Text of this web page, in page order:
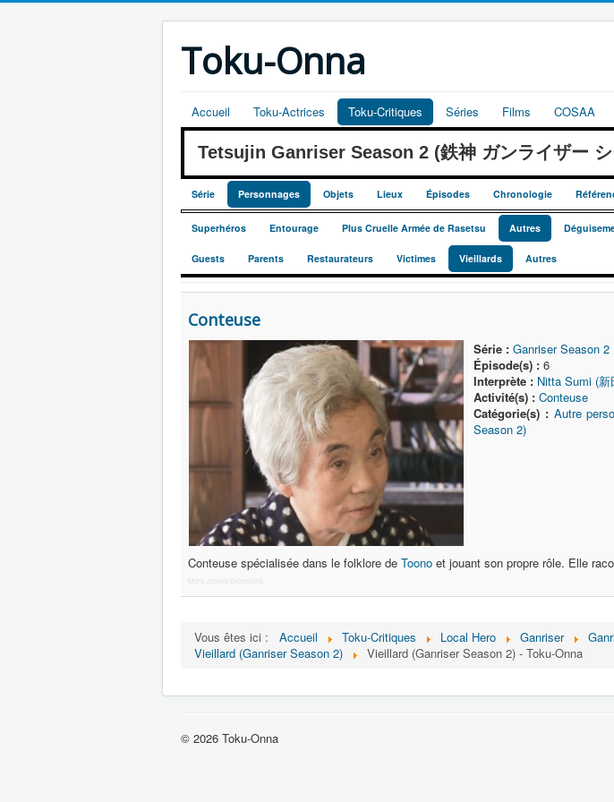
Toku-Onna
Accueil Toku-Actrices Toku-Critiques Séries Films COSAA
Tetsujin Ganriser Season 2 (鉄神 ガンライザー
Série Personnages Objets Lieux Épisodes Chronologie
Superhéros Entourage Plus Cruelle Armée de Rasetsu Autres
Guests Parents Restaurateurs Victimes Vieillards Autres
Conteuse
Série : Ganriser Season 2
Épisode(s) : 6
Interprète : Nitta Sumi (新
Activité(s) : Conteuse
Catégorie(s) : Autre
Season 2)
Conteuse spécialisée dans le folklore de Toono et jouant son propre rôle. Elle
More Joomla Extensions
Vous êtes ici : Accueil Toku-Critiques Local Hero Ganriser
Vieillard (Ganriser Season 2)
Vieillard (Ganriser Season 2) - Toku-Onna
© 2026 Toku-Onna